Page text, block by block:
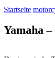
Startseite
Yamaha